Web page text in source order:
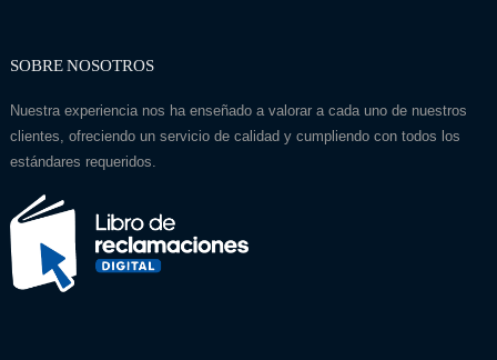
SOBRE NOSOTROS
Nuestra experiencia nos ha enseñado a valorar a cada uno de nuestros
clientes, ofreciendo un servicio de calidad y cumpliendo con todos los
estándares requeridos.